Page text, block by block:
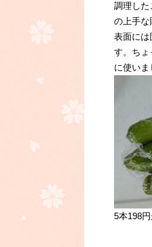
調理した
の上手な
表面には
す。ちょ
に使いま
5本198円